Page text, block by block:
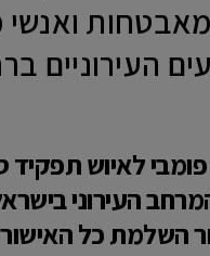
ואנשי
העירוניים
פומבי לאיוש
המרחב העירוני
השלמת כל